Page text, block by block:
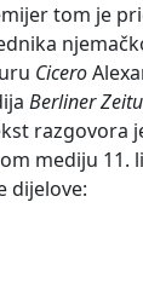
tom je
Cicero
Berliner
razgovora
mediju 11.
dijelove: